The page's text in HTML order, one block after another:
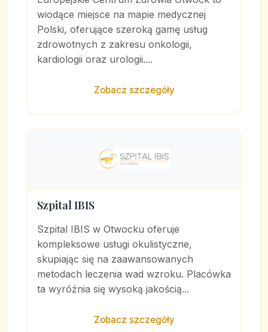
wiodące miejsce na mapie medycznej
Polski, oferujące szeroką gamę usług
zdrowotnych z zakresu onkologii,
kardiologii oraz urologii....
Zobacz szczegóły
Szpital IBIS
Szpital IBIS w Otwocku oferuje
kompleksowe usługi okulistyczne,
skupiając się na zaawansowanych
metodach leczenia wad wzroku. Placówka
ta wyróżnia się wysoką jakością...
Zobacz szczegóły